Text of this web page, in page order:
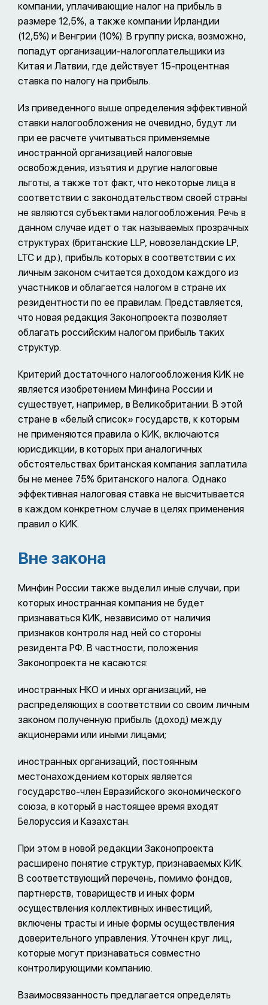
компании, уплачивающие налог на прибыль в
размере 12,5%, а также компании Ирландии
(12,5%) и Венгрии (10%). В группу риска, возможно,
попадут организации-налогоплательщики из
Китая и Латвии, где действует 15-процентная
ставка по налогу на прибыль.
Из приведенного выше определения эффективной
ставки налогообложения не очевидно, будут ли
при ее расчете учитываться применяемые
иностранной организацией налоговые
освобождения, изъятия и другие налоговые
льготы, а также тот факт, что некоторые лица в
соответствии с законодательством своей страны
не являются субъектами налогообложения. Речь в
данном случае идет о так называемых прозрачных
структурах (британские LLP, новозеландские LP,
LTC и др.), прибыль которых в соответствии с их
личным законом считается доходом каждого из
участников и облагается налогом в стране их
резидентности по ее правилам. Представляется,
что новая редакция Законопроекта позволяет
облагать российским налогом прибыль таких
структур.
Критерий достаточного налогообложения КИК не
является изобретением Минфина России и
существует, например, в Великобритании. В этой
стране в «белый список» государств, к которым
не применяются правила о КИК, включаются
юрисдикции, в которых при аналогичных
обстоятельствах британская компания заплатила
бы не менее 75% британского налога. Однако
эффективная налоговая ставка не высчитывается
в каждом конкретном случае в целях применения
правил о КИК.
Вне закона
Минфин России также выделил иные случаи, при
которых иностранная компания не будет
признаваться КИК, независимо от наличия
признаков контроля над ней со стороны
резидента РФ. В частности, положения
Законопроекта не касаются:
иностранных НКО и иных организаций, не
распределяющих в соответствии со своим личным
законом полученную прибыль (доход) между
акционерами или иными лицами;
иностранных организаций, постоянным
местонахождением которых является
государство-член Евразийского экономического
союза, в который в настоящее время входят
Белоруссия и Казахстан.
При этом в новой редакции Законопроекта
расширено понятие структур, признаваемых КИК.
В соответствующий перечень, помимо фондов,
партнерств, товариществ и иных форм
осуществления коллективных инвестиций,
включены трасты и иные формы осуществления
доверительного управления. Уточнен круг лиц,
которые могут признаваться совместно
контролирующими компанию.
Взаимосвязанность предлагается определять